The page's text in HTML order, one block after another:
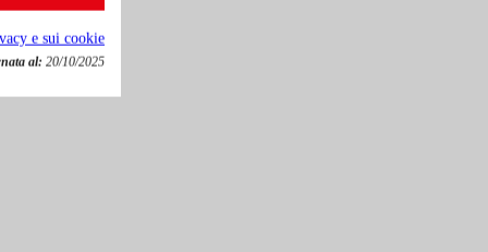
e sui cookie
al: 20/10/2025